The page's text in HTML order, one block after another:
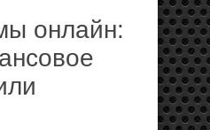
онлайн: